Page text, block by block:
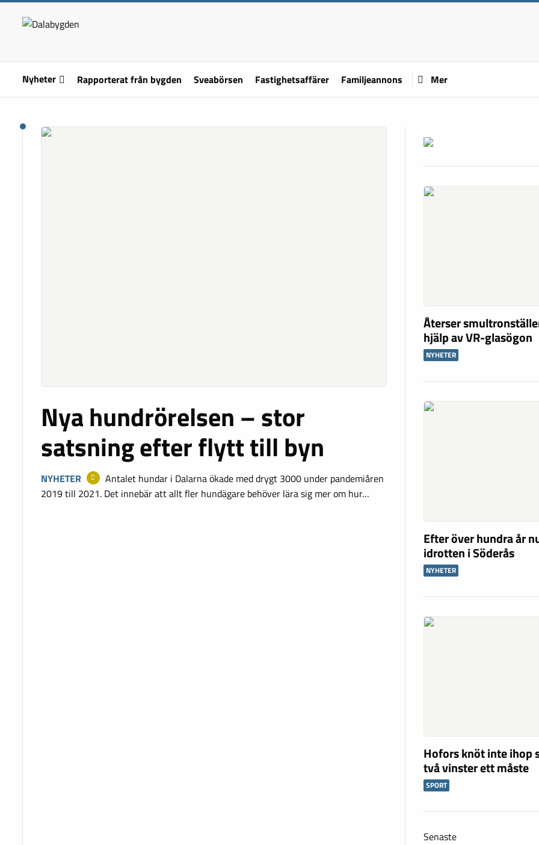
Nyheter Rapporterat från bygden Sveabörsen Fastighetsaffärer Familjeannons Mer
Nya hundrörelsen – stor
satsning efter flytt till byn
NYHETER
Antalet hundar i Dalarna ökade med drygt 3000 under pandemiåren
2019 till 2021. Det innebär att allt fler hundägare behöver lära sig mer om hur…
Återser
hjälp av VR-glasögon
NYHETER
Efter över hundra år
idrotten i Söderås
NYHETER
Hofors knöt inte ihop
två vinster ett måste
SPORT
Senaste